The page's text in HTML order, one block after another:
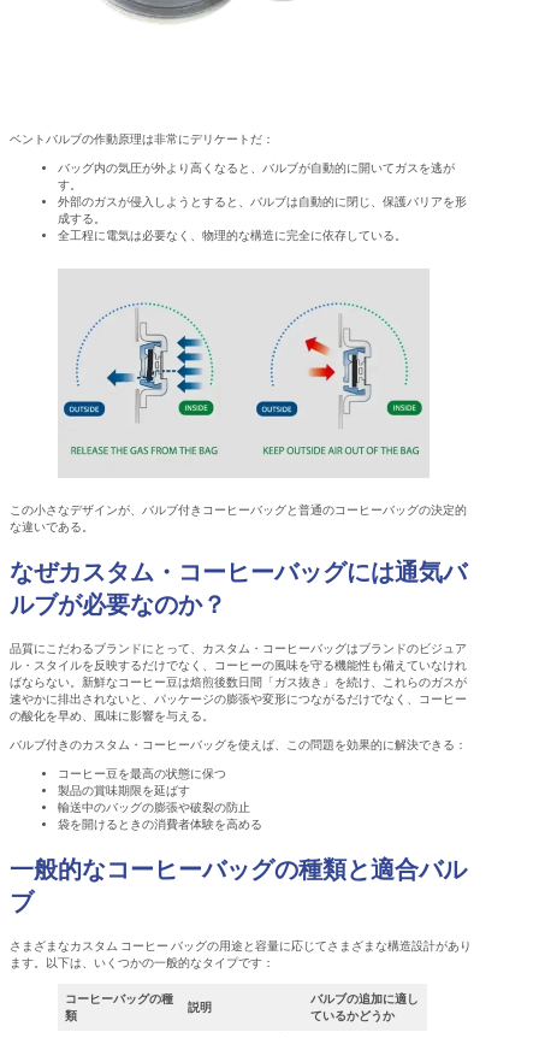
ベントバルブの作動原理は非常にデリケートだ：
バッグ内の気圧が外より高くなると、バルブが自動的に開いてガスを逃が
す。
外部のガスが侵入しようとすると、バルブは自動的に閉じ、保護バリアを形
成する。
全工程に電気は必要なく、物理的な構造に完全に依存している。
この小さなデザインが、バルブ付きコーヒーバッグと普通のコーヒーバッグの決定的
な違いである。
なぜカスタム・コーヒーバッグには通気バ
ルブが必要なのか？
品質にこだわるブランドにとって、カスタム・コーヒーバッグはブランドのビジュア
ル・スタイルを反映するだけでなく、コーヒーの風味を守る機能性も備えていなけれ
ばならない。新鮮なコーヒー豆は焙煎後数日間「ガス抜き」を続け、これらのガスが
速やかに排出されないと、パッケージの膨張や変形につながるだけでなく、コーヒー
の酸化を早め、風味に影響を与える。
バルブ付きのカスタム・コーヒーバッグを使えば、この問題を効果的に解決できる：
コーヒー豆を最高の状態に保つ
製品の賞味期限を延ばす
輸送中のバッグの膨張や破裂の防止
袋を開けるときの消費者体験を高める
一般的なコーヒーバッグの種類と適合バル
ブ
さまざまなカスタム コーヒー バッグの用途と容量に応じてさまざまな構造設計があり
ます。以下は、いくつかの一般的なタイプです：
コーヒーバッグの種
類
説明
バルブの追加に適し
ているかどうか